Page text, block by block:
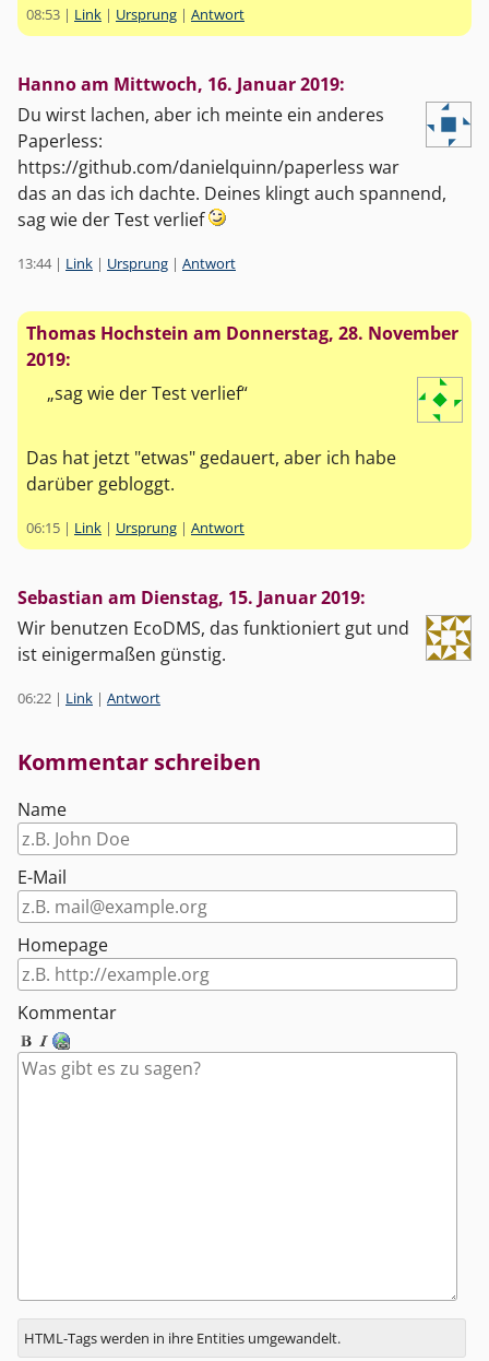
08:53 | Link | Ursprung | Antwort
Hanno am Mittwoch, 16. Januar 2019:
Du wirst lachen, aber ich meinte ein anderes
Paperless:
https://github.com/danielquinn/paperless war
das an das ich dachte. Deines klingt auch spannend,
sag wie der Test verlief
13:44| Link | Ursprung | Antwort
Thomas Hochstein am Donnerstag, 28. November
2019:
sag wie der Test verlief
Das hat jetzt "etwas" gedauert, aber ich habe
darüber gebloggt.
06:15 | Link | Ursprung | Antwort
Sebastian am Dienstag, 15. Januar 2019:
Wir benutzen EcoDMS, das funktioniert gut und
ist einigermaßen günstig.
06:22 | Link | Antwort
Kommentar schreiben
Name
E-Mail
Homepage
Kommentar
Antwort
HTML-Tags werden in ihre Entities umgewandelt.